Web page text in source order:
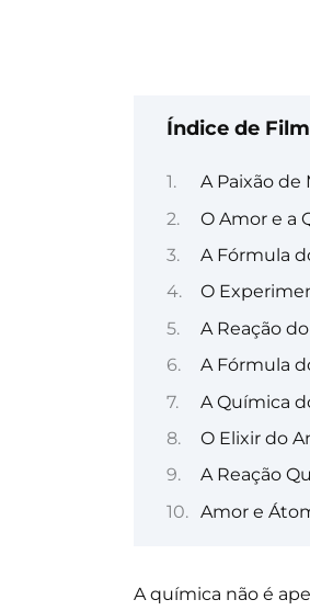
Índice de
A Paixão de
O Amor e a
A Fórmula
O
A Reação
A Fórmula
A Química
O Elixir do
A Reação
Amor e
A química não é